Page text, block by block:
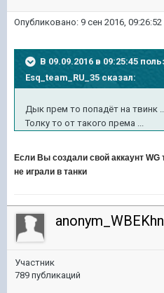
Опубликовано: 9 сен 2016, 09:26:52
В 09.09.2016 в 09:25:45
Esq_team_RU_35 сказал:
Дык прем то попадёт на твинк
Толку то от такого према ...
Если Вы создали свой аккаунт WG
не играли в танки
Участник
789 публикаций